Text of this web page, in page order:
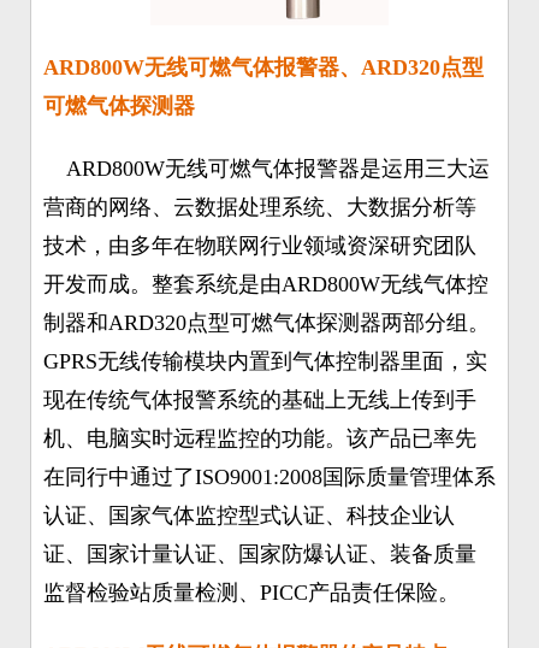
ARD800W无线可燃气体报警器、ARD320点型
可燃气体探测器
ARD800W无线可燃气体报警器是运用三大运
营商的网络、云数据处理系统、大数据分析等
技术，由多年在物联网行业领域资深研究团队
开发而成。整套系统是由ARD800W无线气体控
制器和ARD320点型可燃气体探测器两部分组。
GPRS无线传输模块内置到气体控制器里面，实
现在传统气体报警系统的基础上无线上传到手
机、电脑实时远程监控的功能。该产品已率先
在同行中通过了ISO9001:2008国际质量管理体系
认证、国家气体监控型式认证、科技企业认
证、国家计量认证、国家防爆认证、装备质量
监督检验站质量检测、PICC产品责任保险。